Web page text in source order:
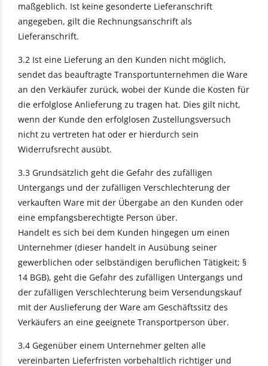
maßgeblich. Ist keine gesonderte Lieferanschrift
angegeben, gilt die Rechnungsanschrift als
Lieferanschrift.
3.2 Ist eine Lieferung an den Kunden nicht möglich,
sendet das beauftragte Transportunternehmen die Ware
an den Verkäufer zurück, wobei der Kunde die Kosten für
die erfolglose Anlieferung zu tragen hat. Dies gilt nicht,
wenn der Kunde den erfolglosen Zustellungsversuch
nicht zu vertreten hat oder er hierdurch sein
Widerrufsrecht ausübt.
3.3 Grundsätzlich geht die Gefahr des zufälligen
Untergangs und der zufälligen Verschlechterung der
verkauften Ware mit der Übergabe an den Kunden oder
eine empfangsberechtigte Person über.
Handelt es sich bei dem Kunden hingegen um einen
Unternehmer (dieser handelt in Ausübung seiner
gewerblichen oder selbständigen beruflichen Tätigkeit; §
14 BGB), geht die Gefahr des zufälligen Untergangs und
der zufälligen Verschlechterung beim Versendungskauf
mit der Auslieferung der Ware am Geschäftssitz des
Verkäufers an eine geeignete Transportperson über.
3.4 Gegenüber einem Unternehmer gelten alle
vereinbarten Lieferfristen vorbehaltlich richtiger und